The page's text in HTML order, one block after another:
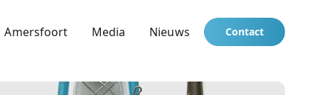
Amersfoort Media Nieuws Contact